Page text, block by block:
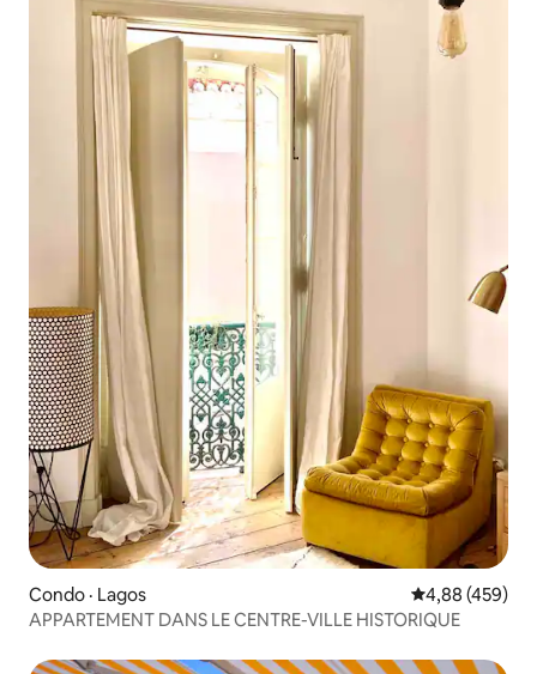
Condo · Lagos Note
4,88 (459)
APPARTEMENT DANS LE CENTRE-VILLE HISTORIQUE